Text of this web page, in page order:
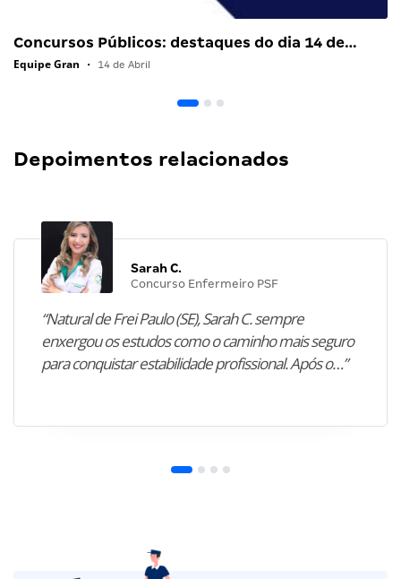
Concursos Públicos: destaques do dia 14 de…
Equipe Gran • 14 de Abril
Depoimentos relacionados
Sarah C.
Concurso Enfermeiro PSF
“Natural de Frei Paulo (SE), Sarah C. sempre
enxergou os estudos como o caminho mais seguro
para conquistar estabilidade profissional. Após o…”